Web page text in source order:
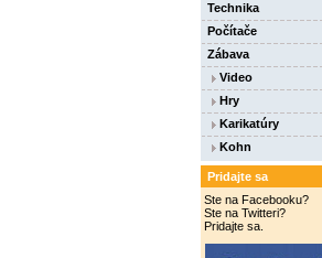
Technika
Počítače
Zábava
Video
Hry
Karikatúry
Kohn
Pridajte sa
Ste na Facebooku?
Ste na Twitteri?
Pridajte sa.